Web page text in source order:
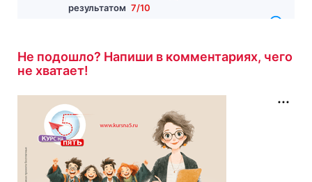
результатом 10/10
Гость завершил
Тест на тему «Касты в Древней Индии»
Не подошло? Напиши в комментариях, чего
не хватает!